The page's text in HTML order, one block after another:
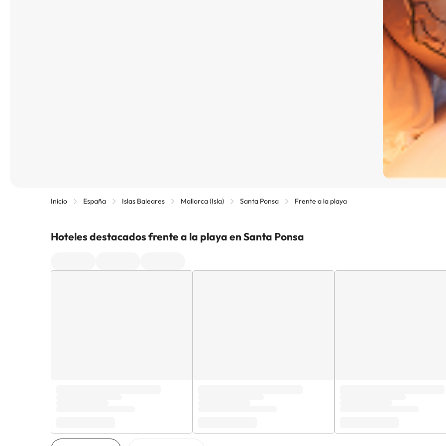
Inicio España Islas Baleares Mallorca (Isla) Santa Ponsa Frente a la playa
Hoteles destacados frente a la playa en Santa Ponsa